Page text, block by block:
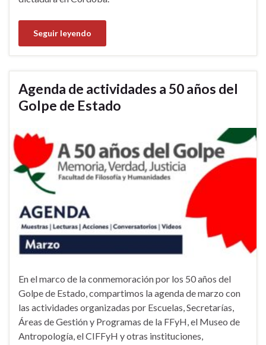
Seguir leyendo
Agenda de actividades a 50 años del
Golpe de Estado
En el marco de la conmemoración por los 50 años del
Golpe de Estado, compartimos la agenda de marzo con
las actividades organizadas por Escuelas, Secretarías,
Áreas de Gestión y Programas de la FFyH, el Museo de
Antropología, el CIFFyH y otras instituciones,